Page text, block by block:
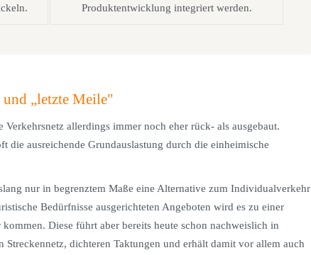
Produktentwicklung integriert werden.
„letzte Meile"
allerdings immer noch eher rück- als ausgebaut.
die ausreichende Grundauslastung durch die einheimische
nur in begrenztem Maße eine Alternative zum Individualverkehr
Bedürfnisse ausgerichteten Angeboten wird es zu einer
Diese führt aber bereits heute schon nachweislich in
dichteren Taktungen und erhält damit vor allem auch